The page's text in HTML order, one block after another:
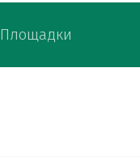
Площадки